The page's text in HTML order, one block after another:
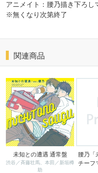
アニメイト：腰乃描き下ろし
※無くなり次第終了
関連商品
未知との遭遇 通常盤
渋谷／斉藤壮馬、本田／新垣樽
助
腰乃「
チーフ